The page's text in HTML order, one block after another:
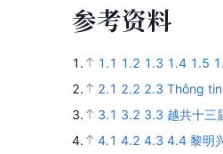
参考资料
1. 1.1 1.2 1.3 1.4 1.5
2.
2.1 2.2 2.3 Thông
3.
3.1 3.2 3.3 越共十三
4.
4.1 4.2 4.3 4.4 黎明